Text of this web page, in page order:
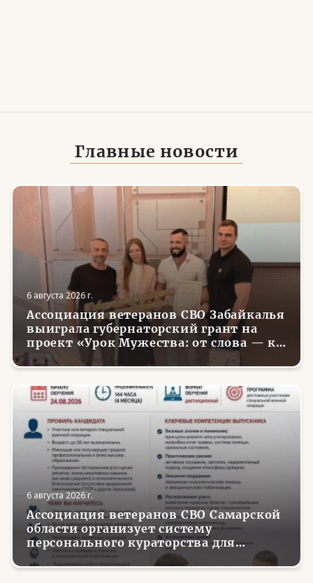
Главные новости
6 августа 2026 г.
Ассоциация ветеранов СВО Забайкалья
выиграла губернаторский грант на
проект «Урок Мужества: от слова — к
делу»
6 августа 2026 г.
Ассоциация ветеранов СВО Самарской
области организует систему
персонального кураторства для
трудоустройства и социализации
вернувшихся с фронта бойцов